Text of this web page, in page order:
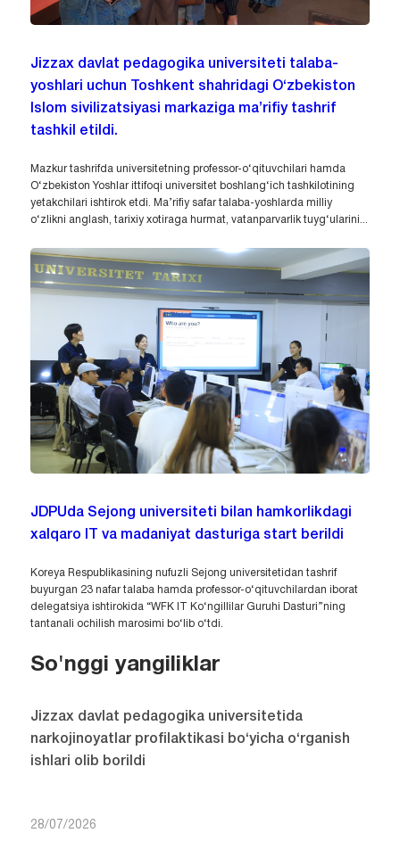
Jizzax davlat pedagogika universiteti talaba-
yoshlari uchun Toshkent shahridagi O‘zbekiston
Islom sivilizatsiyasi markaziga ma’rifiy tashrif
tashkil etildi.
Mazkur tashrifda universitetning professor-o‘qituvchilari hamda
O‘zbekiston Yoshlar ittifoqi universitet boshlang‘ich tashkilotining
yetakchilari ishtirok etdi. Ma’rifiy safar talaba-yoshlarda milliy
o‘zlikni anglash, tarixiy xotiraga hurmat, vatanparvarlik tuyg‘ularini...
JDPUda Sejong universiteti bilan hamkorlikdagi
xalqaro IT va madaniyat dasturiga start berildi
Koreya Respublikasining nufuzli Sejong universitetidan tashrif
buyurgan 23 nafar talaba hamda professor-o‘qituvchilardan iborat
delegatsiya ishtirokida “WFK IT Ko‘ngillilar Guruhi Dasturi”ning
tantanali ochilish marosimi bo‘lib o‘tdi.
So'nggi yangiliklar
Jizzax davlat pedagogika universitetida
narkojinoyatlar profilaktikasi bo‘yicha o‘rganish
ishlari olib borildi
28/07/2026